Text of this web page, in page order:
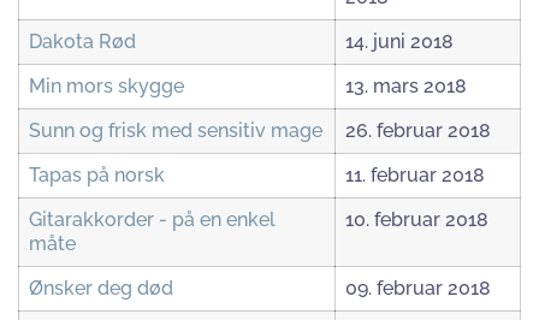
Dakota Rød
14. juni 2018
Min mors skygge
13. mars 2018
Sunn og frisk med sensitiv mage
26. februar 2018
Tapas på norsk
11. februar 2018
Gitarakkorder - på en enkel
måte
10. februar 2018
Ønsker deg død
09. februar 2018